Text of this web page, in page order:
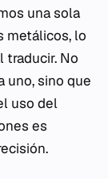
una sola
metálicos, lo
traducir. No
uno, sino que
uso del
es